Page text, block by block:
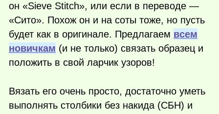
он «Sieve Stitch», или если в переводе —
«Сито». Похож он и на соты тоже, но пусть
будет как в оригинале. Предлагаем всем
новичкам (и не только) связать образец и
положить в свой ларчик узоров!
Вязать его очень просто, достаточно уметь
выполнять столбики без накида (СБН) и